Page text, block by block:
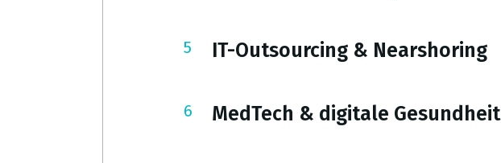
IT-Outsourcing & Nearshoring
MedTech & digitale Gesundheit